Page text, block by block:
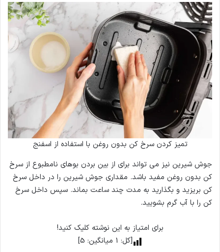
تمیز کردن سرخ کن بدون روغن با استفاده از اسفنج
جوش شیرین نیز می تواند برای از بین بردن بوهای نامطبوع از سرخ
کن بدون روغن مفید باشد. مقداری جوش شیرین را در داخل سرخ
کن بریزید و بگذارید به مدت چند ساعت بماند. سپس داخل سرخ
کن را با آب گرم بشویید.
برای امتیاز به این نوشته کلیک کنید!
[کل: 1 میانگین: 5
]